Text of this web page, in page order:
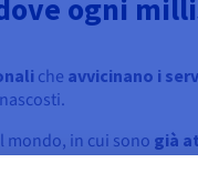
ogni
che avvicinano i
mondo, in cui sono già